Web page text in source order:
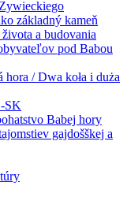
základný kameň
a budovania
pod Babou
/ Dwa koła i duża
SK
Babej hory
gajdošškej a